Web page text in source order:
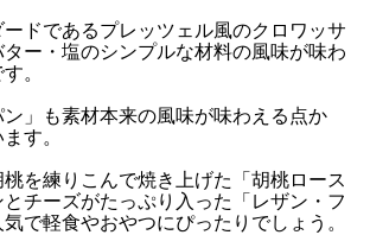
ードであるプレッツェル風のクロワッサ
ー・塩のシンプルな材料の風味が味わ
。
」も素材本来の風味が味わえる点か
す。
を練りこんで焼き上げた「胡桃ロース
とチーズがたっぷり入った「レザン・フ
で軽食やおやつにぴったりでしょう。